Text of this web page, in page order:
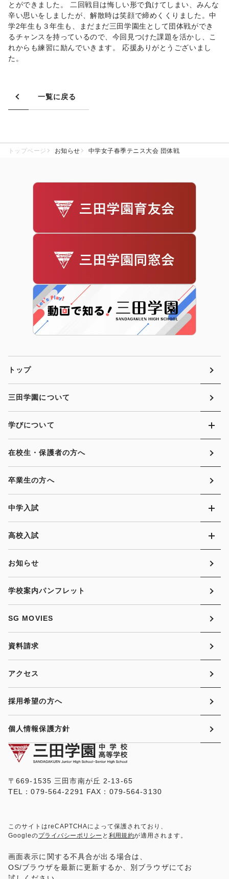
とができました。 二回戦目は悔しい形で負けてしまい、みんな
辛い思いをしましたが、解散時は笑顔で締めくくりました。中
学2年生も３年生も、まだまだ三田学園生として団体戦ができ
るチャンスを持っているので、今回見つけた課題を活かし、こ
れからも練習に励んでいきます。 応援ありがとうございまし
た。
一覧に戻る
トップページ お知らせ 中学女子春季テニス大会 団体戦
〒669-1535 三田市南が丘 2-13-65
TEL：079-564-2291 FAX：079-564-3130
このサイトはreCAPTCHAによって保護されており、
Googleのプライバシーポリシー と 利用規約が適用されます。
画面表示に関する不具合が出る場合は、
OS/ブラウザを最新に更新するか、別ブラウザにてお
トップ
三田学園について
学びについて
在校生・保護者の方へ
卒業生の方へ
中学入試
高校入試
お知らせ
学校案内パンフレット
SG MOVIES
資料請求
アクセス
採用希望の方へ
個人情報保護方針